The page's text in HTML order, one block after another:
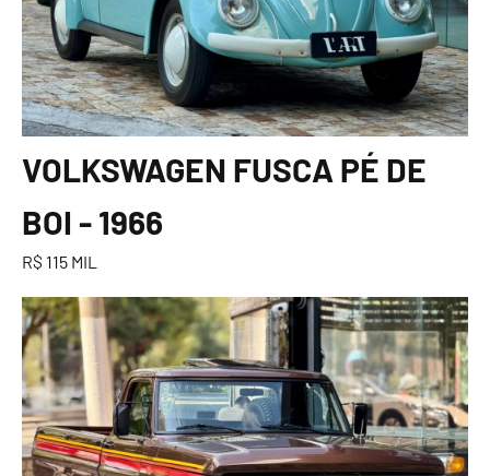
VOLKSWAGEN FUSCA PÉ DE
BOI - 1966
R$ 115 MIL